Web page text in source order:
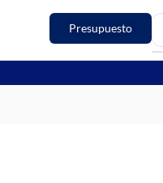
Presupuesto